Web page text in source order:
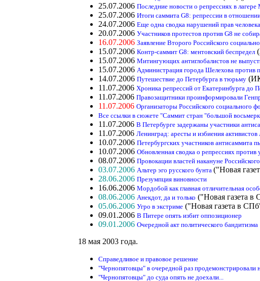
25.07.2006 Последние новости о репрессиях в
25.07.2006 Итоги саммита G8: репрессии в
24.07.2006 Еще одна сводка нарушений прав
20.07.2006 Участников протестов против G8 не
16.07.2006 Заявление Второго Российского
15.07.2006 Контр-саммит G8: ментовский беспредел
15.07.2006 Митингующих антиглобалистов не
15.07.2006 Администрация города Шелехова против
14.07.2006 Путешествие до Петербурга в тюрьму
11.07.2006 Хроника репрессий от Екатеринбурга до
11.07.2006 Правозащитники проинформировали
11.07.2006 Организаторы Российского социального
Все ссылки в сюжете "Саммит стран "большой
11.07.2006 В Петербурге задержаны участники
11.07.2006 Ленинград: аресты и избиения
10.07.2006 Петербургских участников антисаммита
10.07.2006 Обновленная сводка о репрессиях
08.07.2006 Провокации властей накануне
03.07.2006 Альтер эго русского бунта ("Новая
28.06.2006 Презумпция виновности
16.06.2006 Мордобой как главная отличительная
08.06.2006 Анекдот, да и только ("Новая газета в
05.06.2006 Угро в экстриме ("Новая газета в
09.01.2006 В Питере опять избит оппозиционер
09.01.2006 Очередной акт политического бандитизма
18 мая 2003 года.
Справедливое и правовое решение
"Чернопятовцы" в очередной раз продемонстрировали
"Чернопятовцы" до суда опять не доехали...